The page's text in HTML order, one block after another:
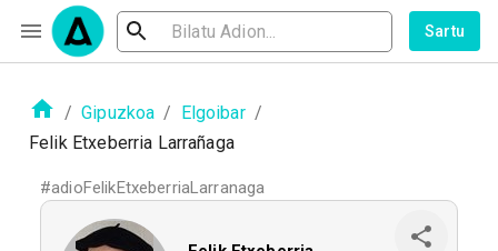
Sartu
/ Gipuzkoa / Elgoibar /
Felik Etxeberria Larrañaga
#adioFelikEtxeberriaLarranaga